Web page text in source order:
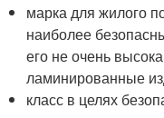
марка для жилого
наиболее
его не очень
ламинированные
класс в целях